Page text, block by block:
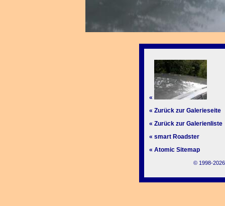
«
« Zurück zur Galerieseite
« Zurück zur Galerienliste
« smart Roadster
« Atomic Sitemap
© 1998-